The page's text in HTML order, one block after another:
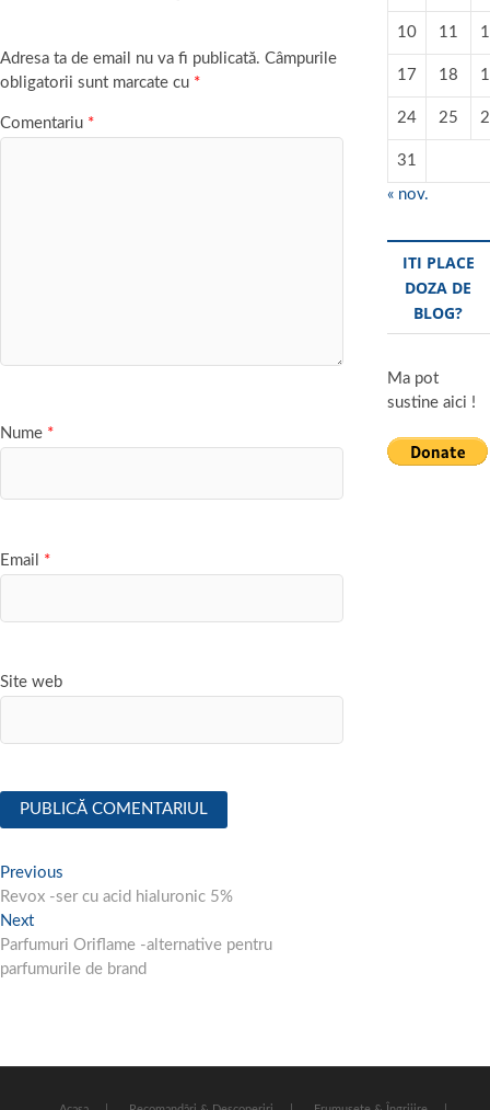
Adresa ta de email nu va fi publicată. Câmpurile
obligatorii sunt marcate cu *
Comentariu *
Nume *
Email *
Site web
Navigare
în
articole
Previous
post:
Revox -ser cu acid hialuronic 5%
NextNext
post:
Parfumuri Oriflame -alternative pentru
parfumurile de brand
10 11
17 18
24 25
31
« nov.
ITI PLACE
DOZA DE
BLOG?
Ma pot
sustine aici !